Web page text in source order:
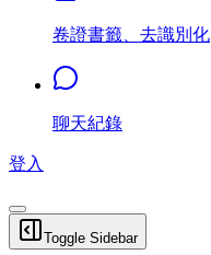
卷證書籤、去識別化
聊天紀錄
登入
Toggle Sidebar